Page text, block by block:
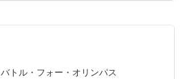
バトル・フォー・オリンパス